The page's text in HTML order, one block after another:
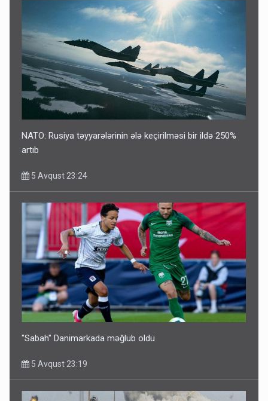
NATO: Rusiya təyyarələrinin ələ keçirilməsi bir ildə 250%
artıb
5 Avqust 23:24
"Sabah" Danimarkada məğlub oldu
5 Avqust 23:19